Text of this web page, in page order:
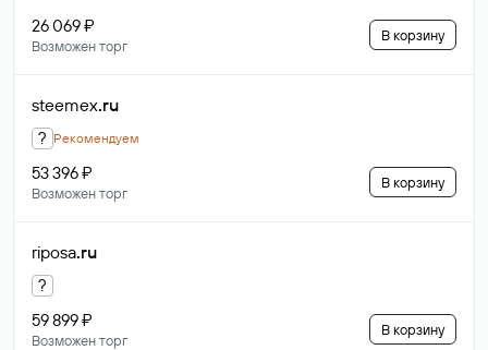
26 069 ₽
Возможен торг
В корзину
steemex.ru
? Рекомендуем
53 396 ₽
Возможен торг
В корзину
riposa.ru
?
59 899 ₽
Возможен торг
В корзину